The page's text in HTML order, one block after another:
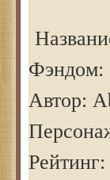
Фэндом:
Автор: